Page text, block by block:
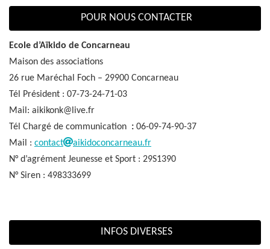
POUR NOUS CONTACTER
Ecole d’Aïkido de Concarneau
Maison des associations
26 rue Maréchal Foch – 29900 Concarneau
Tél Président : 07-73-24-71-03
Mail: aikikonk@live.fr
Tél Chargé de communication : 06-09-74-90-37
Mail : contact
aikidoconcarneau.fr
N° d’agrément Jeunesse et Sport : 29S1390
N° Siren : 498333699
INFOS DIVERSES